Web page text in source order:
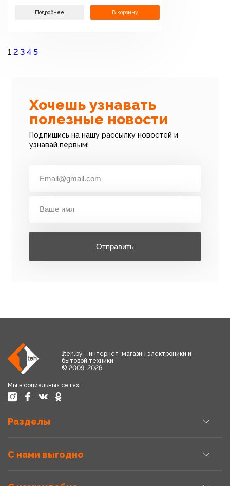
Подробнее В корзину
1 2 3 4 5
Хочешь узнавать
полезные новости
Подпишись на нашу рассылку новостей и
узнавай первым!
Отправить
1teh.by - интернет-магазин электроники и
бытовой техники
© 2009-2026
Мы в социальных сетях
Разделы
С нами выгодно